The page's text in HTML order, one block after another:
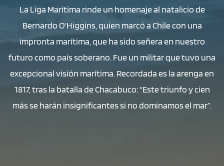
HITOS MARÍTIMOS
BIBLIOTECA DIGITAL
CONTACTO
La Liga Marítima rinde un homenaje al natalicio de
Bernardo O'Higgins, quien marcó a Chile con una
impronta marítima, que ha sido señera en nuestro
futuro como país soberano. Fue un militar que tuvo una
excepcional visión marítima. Recordada es la arenga en
1817, tras la batalla de Chacabuco: "Este triunfo y cien
más se harán insignificantes si no dominamos el mar”.